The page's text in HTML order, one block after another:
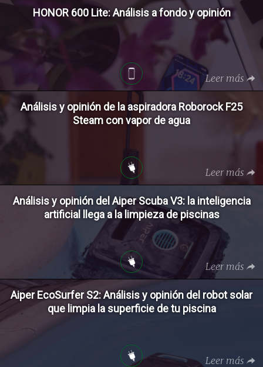
HONOR 600 Lite: Análisis a fondo y opinión
Leer más
Análisis y opinión de la aspiradora Roborock F25
Steam con vapor de agua
Leer más
Análisis y opinión del Aiper Scuba V3: la inteligencia
artificial llega a la limpieza de piscinas
Leer más
Aiper EcoSurfer S2: Análisis y opinión del robot solar
que limpia la superficie de tu piscina
Leer más